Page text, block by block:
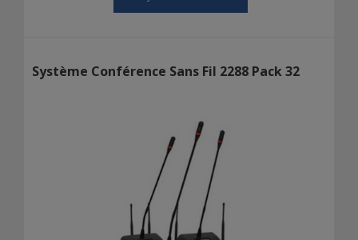
Système Conférence Sans Fil 2288 Pack 32